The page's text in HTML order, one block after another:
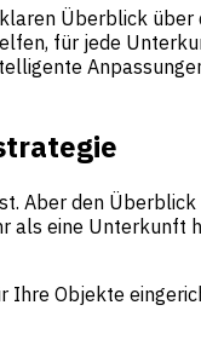
Überblick über
für jede
Aber den
als eine Unterkunft
Objekte